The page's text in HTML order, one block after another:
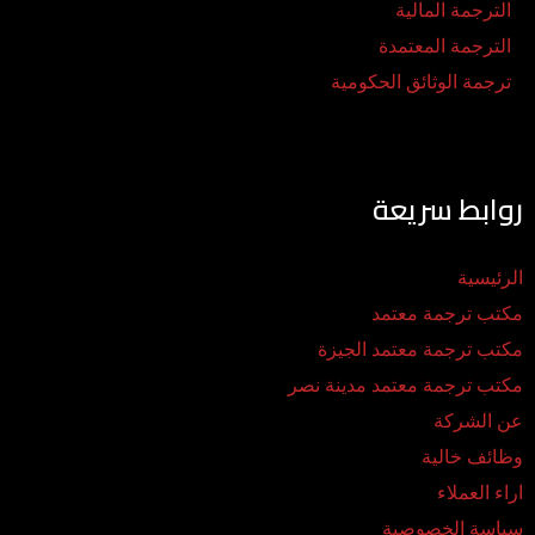
الترجمة المالية
الترجمة المعتمدة
ترجمة الوثائق الحكومية
روابط سريعة
الرئيسية
مكتب ترجمة معتمد
مكتب ترجمة معتمد الجيزة
مكتب ترجمة معتمد مدينة نصر
عن الشركة
وظائف خالية
اراء العملاء
سياسة الخصوصية